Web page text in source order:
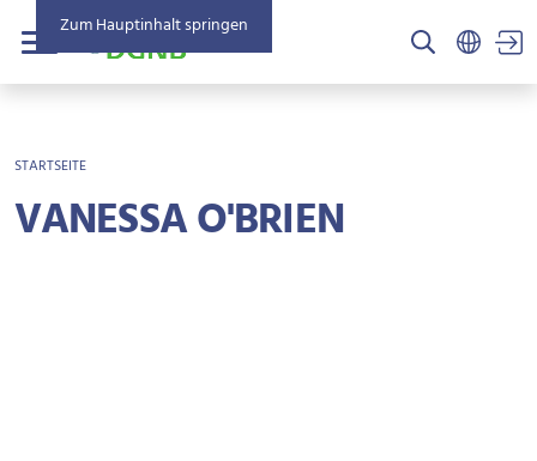
Zum Hauptinhalt springen
Menü
BROTKRÜMEL
STARTSEITE
VANESSA O'BRIEN